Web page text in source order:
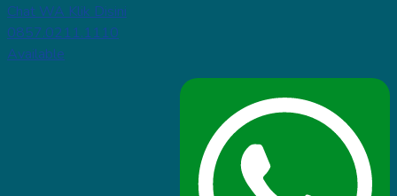
Chat WA Klik Disini
0857.0211.1110
Available